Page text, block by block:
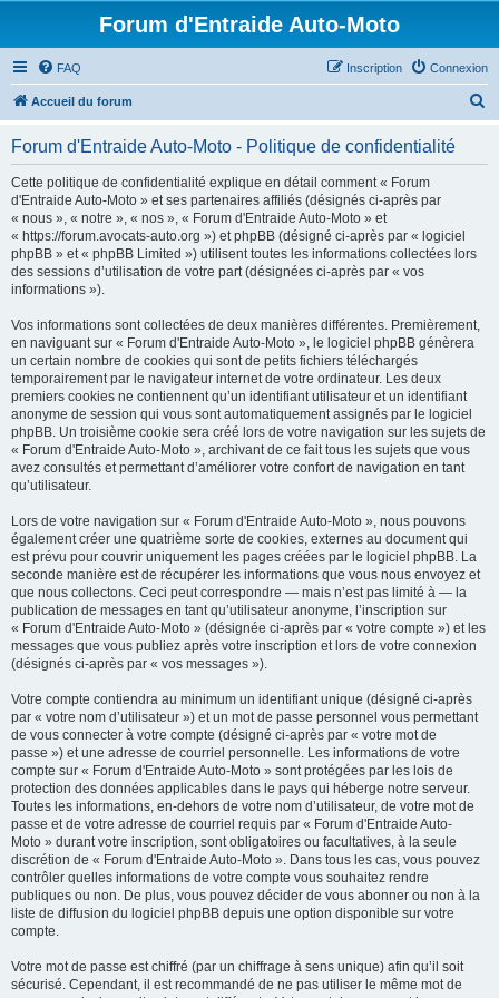
Forum d'Entraide Auto-Moto
FAQ Connexion
Inscription
Accueil du forum
Forum d'Entraide Auto-Moto - Politique de confidentialité
Cette politique de confidentialité explique en détail comment « Forum
d'Entraide Auto-Moto » et ses partenaires affiliés (désignés ci-après par
« nous », « notre », « nos », « Forum d'Entraide Auto-Moto » et
« https://forum.avocats-auto.org ») et phpBB (désigné ci-après par « logiciel
phpBB » et « phpBB Limited ») utilisent toutes les informations collectées lors
des sessions d’utilisation de votre part (désignées ci-après par « vos
informations »).
Vos informations sont collectées de deux manières différentes. Premièrement,
en naviguant sur « Forum d'Entraide Auto-Moto », le logiciel phpBB génèrera
un certain nombre de cookies qui sont de petits fichiers téléchargés
temporairement par le navigateur internet de votre ordinateur. Les deux
premiers cookies ne contiennent qu’un identifiant utilisateur et un identifiant
anonyme de session qui vous sont automatiquement assignés par le logiciel
phpBB. Un troisième cookie sera créé lors de votre navigation sur les sujets de
« Forum d'Entraide Auto-Moto », archivant de ce fait tous les sujets que vous
avez consultés et permettant d’améliorer votre confort de navigation en tant
qu’utilisateur.
Lors de votre navigation sur « Forum d'Entraide Auto-Moto », nous pouvons
également créer une quatrième sorte de cookies, externes au document qui
est prévu pour couvrir uniquement les pages créées par le logiciel phpBB. La
seconde manière est de récupérer les informations que vous nous envoyez et
que nous collectons. Ceci peut correspondre — mais n’est pas limité à — la
publication de messages en tant qu’utilisateur anonyme, l’inscription sur
« Forum d'Entraide Auto-Moto » (désignée ci-après par « votre compte ») et les
messages que vous publiez après votre inscription et lors de votre connexion
(désignés ci-après par « vos messages »).
Votre compte contiendra au minimum un identifiant unique (désigné ci-après
par « votre nom d’utilisateur ») et un mot de passe personnel vous permettant
de vous connecter à votre compte (désigné ci-après par « votre mot de
passe ») et une adresse de courriel personnelle. Les informations de votre
compte sur « Forum d'Entraide Auto-Moto » sont protégées par les lois de
protection des données applicables dans le pays qui héberge notre serveur.
Toutes les informations, en-dehors de votre nom d’utilisateur, de votre mot de
passe et de votre adresse de courriel requis par « Forum d'Entraide Auto-
Moto » durant votre inscription, sont obligatoires ou facultatives, à la seule
discrétion de « Forum d'Entraide Auto-Moto ». Dans tous les cas, vous pouvez
contrôler quelles informations de votre compte vous souhaitez rendre
publiques ou non. De plus, vous pouvez décider de vous abonner ou non à la
liste de diffusion du logiciel phpBB depuis une option disponible sur votre
compte.
Votre mot de passe est chiffré (par un chiffrage à sens unique) afin qu’il soit
sécurisé. Cependant, il est recommandé de ne pas utiliser le même mot de